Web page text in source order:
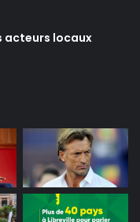
acteurs locaux